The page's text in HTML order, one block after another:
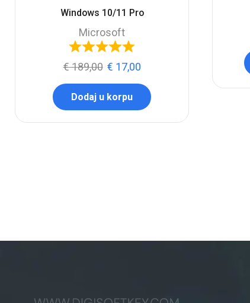
Windows 10/11 Pro
Microsoft
€189,00 € 17,00
Dodaj u korpu